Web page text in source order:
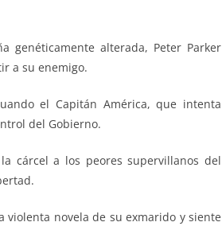
genéticamente alterada, Peter Parker
a su enemigo.
el Capitán América, que intenta
del Gobierno.
cárcel a los peores supervillanos del
violenta novela de su exmarido y siente